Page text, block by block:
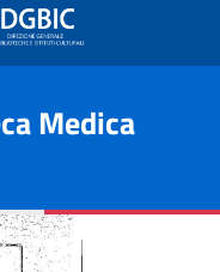
Medica